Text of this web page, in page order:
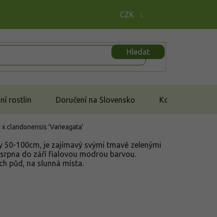
CZK
Hledat
rostlin Doručení na Slovensko Kontakt
x clandonensis 'Varieagata'
50-100cm, je zajímavý svými tmavě zelenými
do září fialovou modrou barvou.
půd, na slunná místa.